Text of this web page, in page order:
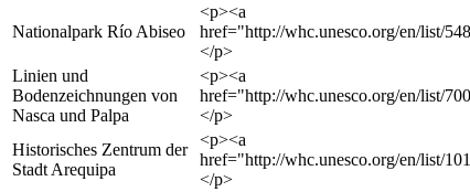
Nationalpark Río Abiseo
<p><a
href="http://whc.unesco.org/en/list/
</p>
Linien und
Bodenzeichnungen von
Nasca und Palpa
<p><a
href="http://whc.unesco.org/en/list/
</p>
Historisches Zentrum der
Stadt Arequipa
<p><a
href="http://whc.unesco.org/en/list/
</p>